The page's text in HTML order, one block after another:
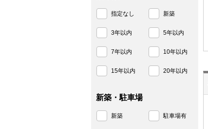
指定なし 新築
3年以内 5年以内
7年以内 10年以内
15年以内 20年以内
新築・駐車場
新築 駐車場有